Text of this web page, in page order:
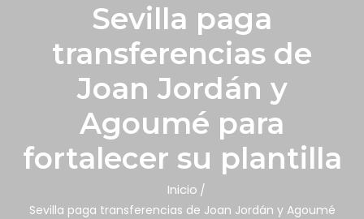
Sevilla paga
transferencias de
Joan Jordán y
Agoumé para
fortalecer su plantilla
Inicio
Sevilla paga transferencias de Joan Jordán y Agoumé